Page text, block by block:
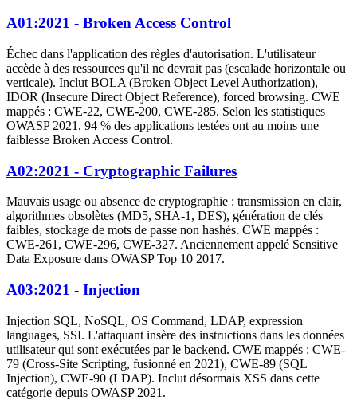
A01:2021 - Broken Access Control
Échec dans l'application des règles d'autorisation. L'utilisateur
accède à des ressources qu'il ne devrait pas (escalade horizontale ou
verticale). Inclut BOLA (Broken Object Level Authorization),
IDOR (Insecure Direct Object Reference), forced browsing. CWE
mappés : CWE-22, CWE-200, CWE-285. Selon les statistiques
OWASP 2021, 94 % des applications testées ont au moins une
faiblesse Broken Access Control.
A02:2021 - Cryptographic Failures
Mauvais usage ou absence de cryptographie : transmission en clair,
algorithmes obsolètes (MD5, SHA-1, DES), génération de clés
faibles, stockage de mots de passe non hashés. CWE mappés :
CWE-261, CWE-296, CWE-327. Anciennement appelé Sensitive
Data Exposure dans OWASP Top 10 2017.
A03:2021 - Injection
Injection SQL, NoSQL, OS Command, LDAP, expression
languages, SSI. L'attaquant insère des instructions dans les données
utilisateur qui sont exécutées par le backend. CWE mappés : CWE-
79 (Cross-Site Scripting, fusionné en 2021), CWE-89 (SQL
Injection), CWE-90 (LDAP). Inclut désormais XSS dans cette
catégorie depuis OWASP 2021.